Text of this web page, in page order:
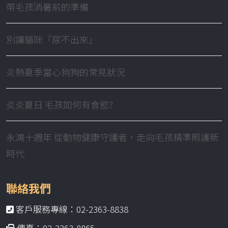
帶毛孩消暑前的準備
別讓貓咪「尿不出來」
炎熱夏季當心狗狗的常見狀況
炎炎夏日 毛孩如何有食慾?
永鴻十週年 從動物健康守護者，走向毛孩精準照護新
時代
聯絡我們
客戶服務專線：02-2363-8838